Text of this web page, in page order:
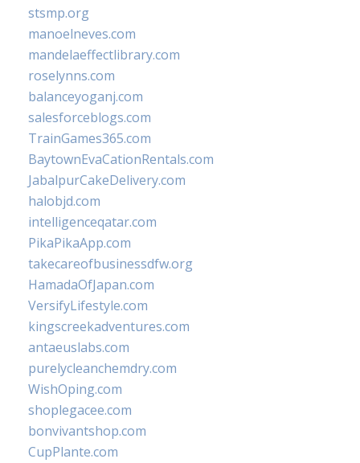
stsmp.org
manoelneves.com
mandelaeffectlibrary.com
roselynns.com
balanceyoganj.com
salesforceblogs.com
TrainGames365.com
BaytownEvaCationRentals.com
JabalpurCakeDelivery.com
halobjd.com
intelligenceqatar.com
PikaPikaApp.com
takecareofbusinessdfw.org
HamadaOfJapan.com
VersifyLifestyle.com
kingscreekadventures.com
antaeuslabs.com
purelycleanchemdry.com
WishOping.com
shoplegacee.com
bonvivantshop.com
CupPlante.com